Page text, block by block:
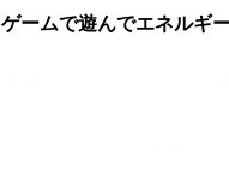
ゲームで遊んでエネルギ